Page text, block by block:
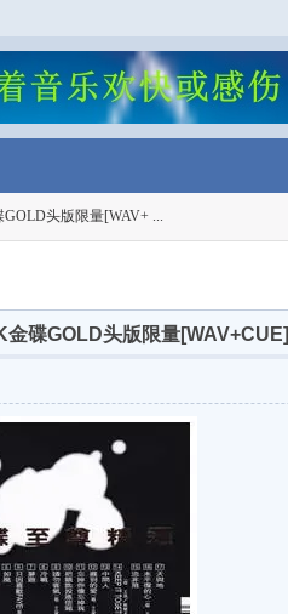
头版限量[WAV+ ...
碟GOLD头版限量[WAV+CUE]